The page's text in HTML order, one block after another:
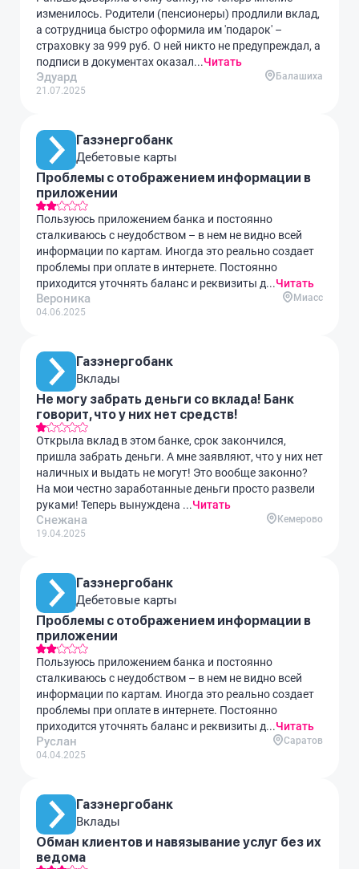
изменилось. Родители (пенсионеры) продлили вклад,
а сотрудница быстро оформила им 'подарок' –
страховку за 999 руб. О ней никто не предупреждал, а
подписи в документах оказал...Читать
Эдуард
21.07.2025
Балашиха
Газэнергобанк
Дебетовые карты
Проблемы с отображением информации в
приложении
Пользуюсь приложением банка и постоянно
сталкиваюсь с неудобством – в нем не видно всей
информации по картам. Иногда это реально создает
проблемы при оплате в интернете. Постоянно
приходится уточнять баланс и реквизиты д...Читать
Вероника
04.06.2025
Миасс
Газэнергобанк
Вклады
Не могу забрать деньги со вклада! Банк
говорит, что у них нет средств!
Открыла вклад в этом банке, срок закончился,
пришла забрать деньги. А мне заявляют, что у них нет
наличных и выдать не могут! Это вообще законно?
На мои честно заработанные деньги просто развели
руками! Теперь вынуждена ...Читать
Снежана
19.04.2025
Кемерово
Газэнергобанк
Дебетовые карты
Проблемы с отображением информации в
приложении
Пользуюсь приложением банка и постоянно
сталкиваюсь с неудобством – в нем не видно всей
информации по картам. Иногда это реально создает
проблемы при оплате в интернете. Постоянно
приходится уточнять баланс и реквизиты д...Читать
Руслан
04.04.2025
Саратов
Газэнергобанк
Вклады
Обман клиентов и навязывание услуг без их
ведома